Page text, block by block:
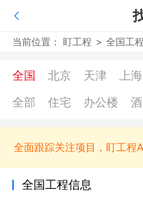
当前位置： 盯工程 > 全国工
全国 北京 天津 上海
全部
住宅 办公楼
全面跟踪关注项目，盯工程
全国工程信息